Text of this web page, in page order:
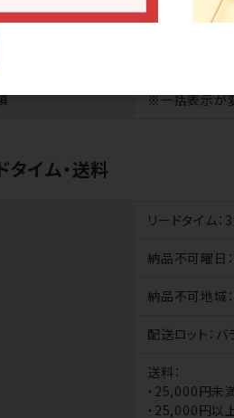
バラ:1束
※一括表示が
タイム・送料
リードタイム
納品不可曜日
納品不可地域
配送ロット ：
送料：
・25,000円未
・25,000円以